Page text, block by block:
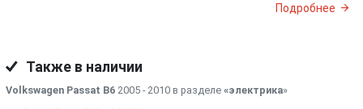
Подробнее
Также в наличии
Volkswagen Passat B6 2005 - 2010 в разделе «электрика»